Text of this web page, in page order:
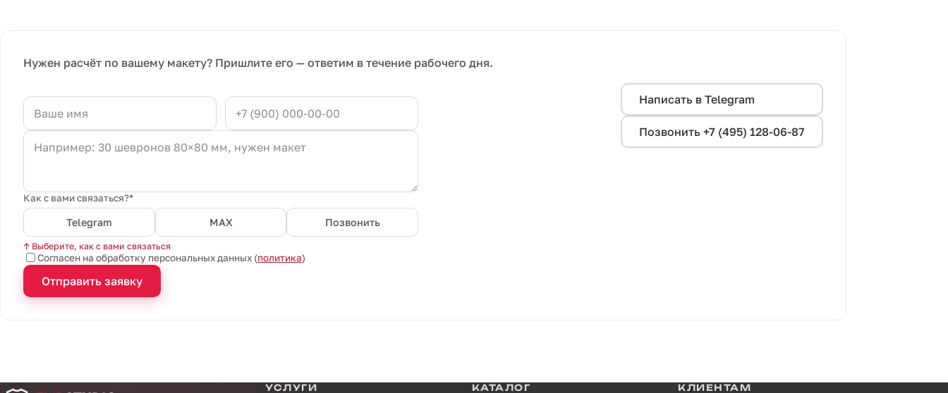
Нужен расчёт по вашему макету? Пришлите его — ответим в течение рабочего дня.
Как с вами связаться?*
Telegram MAX Позвонить
↑ Выберите, как с вами связаться
Согласен на обработку персональных данных (политика)
Отправить заявку
Написать в Telegram
Позвонить +7 (495) 128-06-87
УСЛУГИ КАТАЛОГ КЛИЕНТАМ